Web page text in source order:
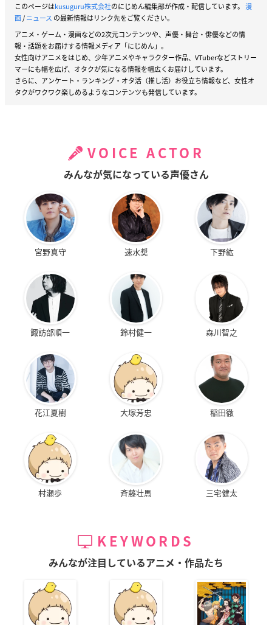
このページはkusuguru株式会社のにじめん編集部が作成・配信しています。 漫
画/ニュース の最新情報はリンク先をご覧ください。
アニメ・ゲーム・漫画などの2次元コンテンツや、声優・舞台・俳優などの情
報・話題をお届けする情報メディア「にじめん」。
女性向けアニメをはじめ、少年アニメやキャラクター作品、VTuberなどストリー
マーにも幅を広げ、オタクが気になる情報を幅広くお届けしています。
さらに、アンケート・ランキング・オタ活（推し活）お役立ち情報など、女性オ
タクがワクワク楽しめるようなコンテンツも発信しています。
VOICE ACTOR
みんなが気になっている声優さん
宮野真守 速水奨 下野紘
諏訪部順一 鈴村健一 森川智之
花江夏樹 大塚芳忠 稲田徹
村瀬歩 斉藤壮馬 三宅健太
KEYWORDS
みんなが注目しているアニメ・作品たち